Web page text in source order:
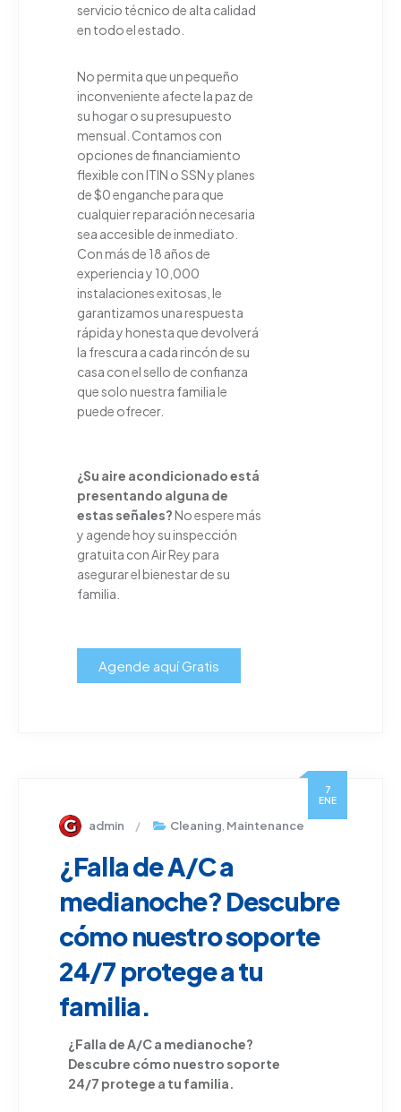
servicio técnico de alta calidad
en todo el estado.
No permita que un pequeño
inconveniente afecte la paz de
su hogar o su presupuesto
mensual. Contamos con
opciones de financiamiento
flexible con ITIN o SSN y planes
de $0 enganche para que
cualquier reparación necesaria
sea accesible de inmediato.
Con más de 18 años de
experiencia y 10,000
instalaciones exitosas, le
garantizamos una respuesta
rápida y honesta que devolverá
la frescura a cada rincón de su
casa con el sello de confianza
que solo nuestra familia le
puede ofrecer.
¿Su aire acondicionado está
presentando alguna de
estas señales? No espere más
y agende hoy su inspección
gratuita con Air Rey para
asegurar el bienestar de su
familia.
Agende aquí Gratis
7
ENE
admin Cleaning Maintenance
¿Falla de A/C a
medianoche? Descubre
cómo nuestro soporte
24/7 protege a tu
familia.
¿Falla de A/C a medianoche?
Descubre cómo nuestro soporte
24/7 protege a tu familia.